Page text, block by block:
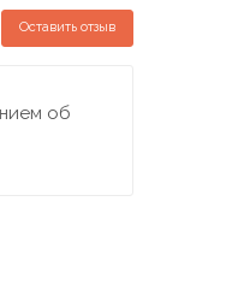
Оставить отзыв
об